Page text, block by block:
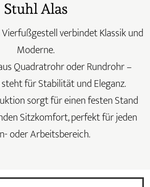
Stuhl Alas
verbindet Klassik und
Moderne.
Quadratrohr oder Rundrohr –
für Stabilität und Eleganz.
sorgt für einen festen Stand
Sitzkomfort, perfekt für jeden
oder Arbeitsbereich.